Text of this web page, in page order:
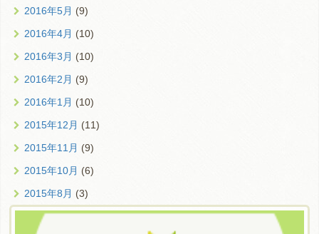
2016年5月 (9)
2016年4月 (10)
2016年3月 (10)
2016年2月 (9)
2016年1月 (10)
2015年12月 (11)
2015年11月 (9)
2015年10月 (6)
2015年8月 (3)